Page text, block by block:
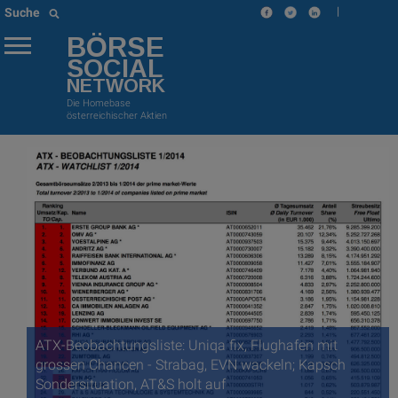
Suche |
BÖRSE
SOCIAL
NETWORK
Die Homebase
österreichischer Aktien
ATX-Beobachtungsliste: Uniqa fix, Flughafen mit
grossen Chancen - Strabag, EVN wackeln; Kapsch
Sondersituation, AT&S holt auf